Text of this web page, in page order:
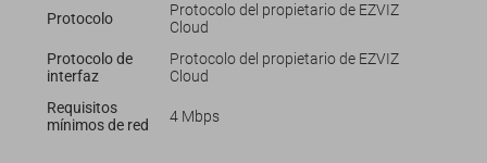
Protocolo
Protocolo del propietario de EZVIZ
Cloud
Protocolo de
interfaz
Protocolo del propietario de EZVIZ
Cloud
Requisitos
mínimos de red
4 Mbps